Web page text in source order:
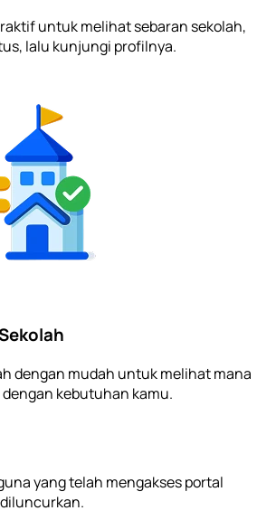
untuk melihat sebaran sekolah,
lalu kunjungi profilnya.
dengan mudah untuk melihat mana
kebutuhan kamu.
yang telah mengakses portal